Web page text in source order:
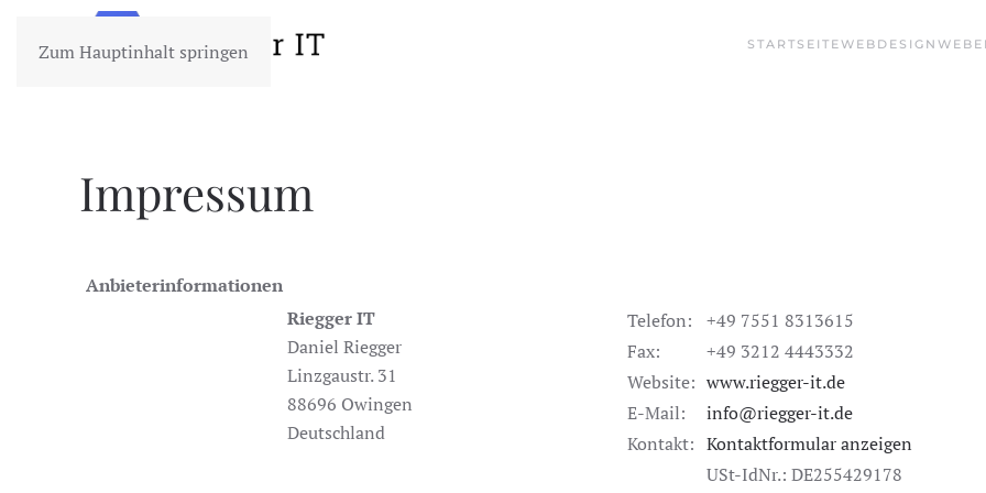
Zum Hauptinhalt springen STARTSEITEWEBDESIGN
Impressum
Anbieterinformationen
Riegger IT
Daniel Riegger
Linzgaustr. 31
88696 Owingen
Deutschland
Telefon:
+49 7551 8313615
Fax:
+49 3212 4443332
Website: www.riegger-it.de
E-Mail:
info@riegger-it.de
Kontakt: Kontaktformular anzeigen
USt-IdNr.: DE255429178